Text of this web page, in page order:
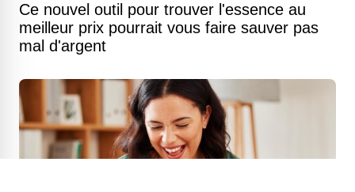
Ce nouvel outil pour trouver l'essence au
meilleur prix pourrait vous faire sauver pas
mal d'argent